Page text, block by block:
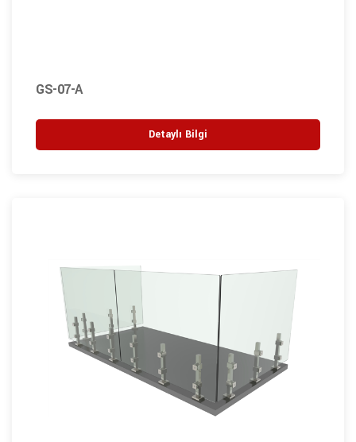
GS-07-A
Detaylı Bilgi